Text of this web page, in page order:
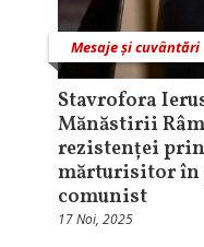
Mesaje și cuvântări
Stavrofora
Mănăstirii
rezistenței
mărturisitor în
comunist
17 Noi, 2025